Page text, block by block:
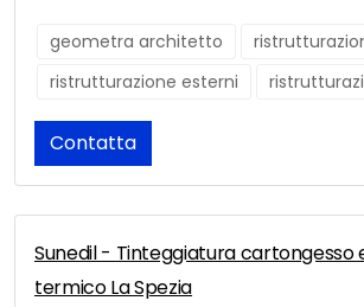
geometra architetto
ristrutturazione esterni
Contatta
Sunedil - Tinteggiatura
termico La Spezia